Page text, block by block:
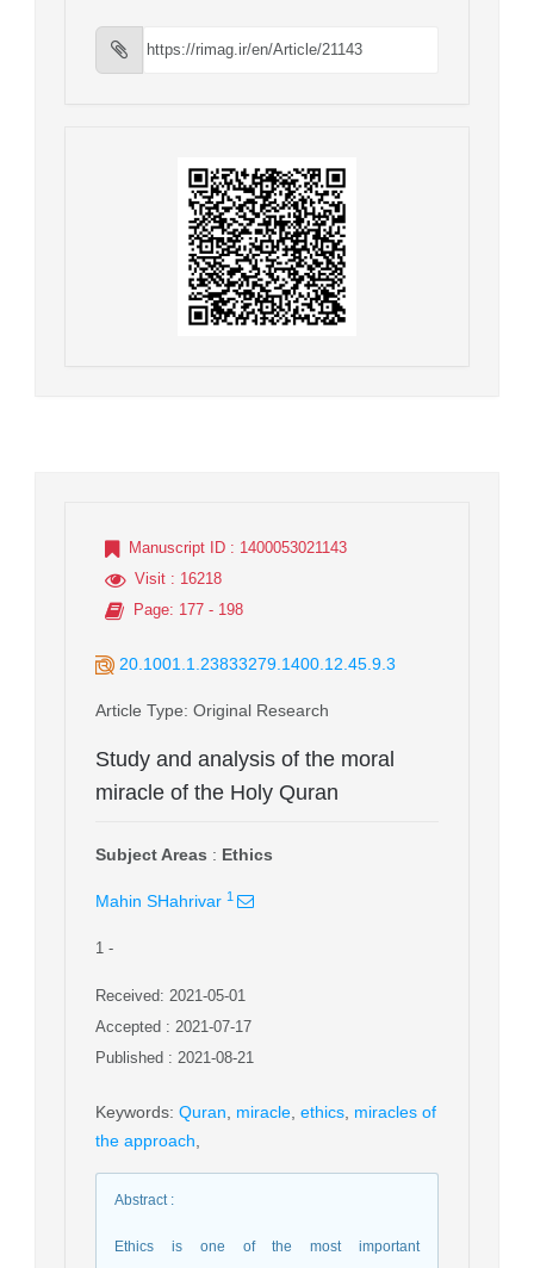
Manuscript ID : 1400053021143
Visit : 16218
Page: 177 - 198
20.1001.1.23833279.1400.12.45.9.3
Article Type: Original Research
Study and analysis of the moral
miracle of the Holy Quran
Subject Areas : Ethics
Mahin SHahrivar 1
1 -
Received: 2021-05-01
Accepted : 2021-07-17
Published : 2021-08-21
Keywords: Quran miracle ethics miracles of
the approach
Abstract:
Ethics is one of the most important